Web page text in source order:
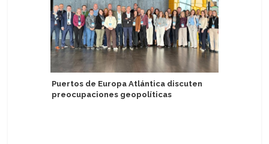
Puertos de Europa Atlántica discuten
preocupaciones geopolíticas